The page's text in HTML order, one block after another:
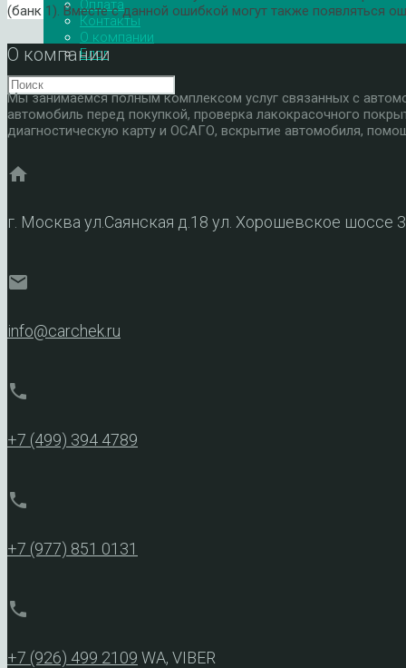
Оплата
Контакты
О компании
Блог
(банк 1). Вместе с данной ошибкой могут также появляться
О компании
Мы занимаемся полным комплексом услуг связанных с
автомобиль перед покупкой, проверка лакокрасочного
диагностическую карту и ОСАГО, вскрытие автомобиля,
home
г. Москва ул.Саянская д.18 ул. Хорошевское шоссе
mail
info@carchek.ru
phone
+7 (499) 394 4789
phone
+7 (977) 851 0131
phone
+7 (926) 499 2109 WA, VIBER